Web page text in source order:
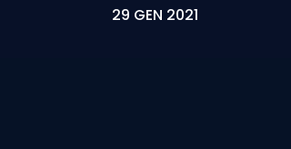
29 GEN 2021